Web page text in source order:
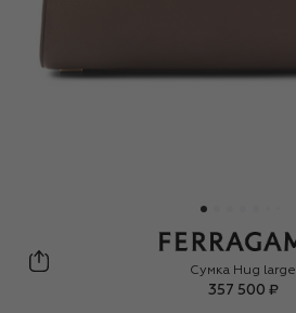
Ferragamo
Сумка Hug large
357 500 ₽